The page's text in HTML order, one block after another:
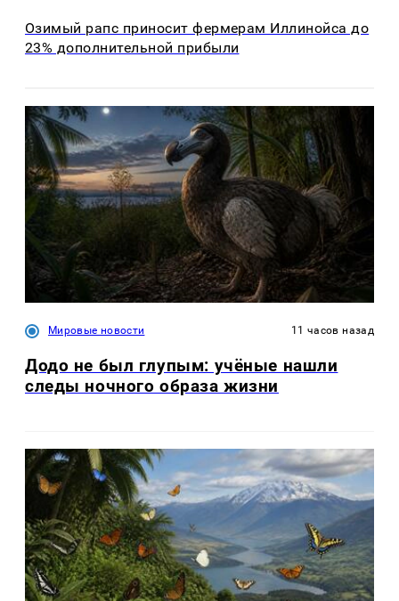
Озимый рапс приносит фермерам Иллинойса до
23% дополнительной прибыли
Мировые новости 11 часов назад
Додо не был глупым: учёные нашли
следы ночного образа жизни